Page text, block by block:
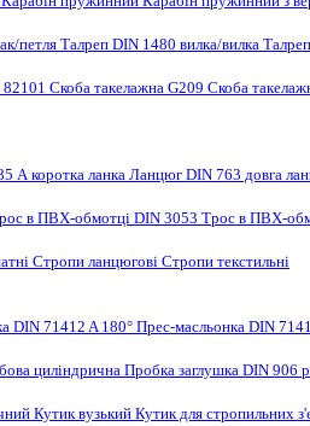
петляТалреп DIN 1480 вилка/вилка
82101 Скоба такелажна G209 Скоба
А коротка ланкаЛанцюг DIN 763 довга
в ПВХ-обмотці DIN 3053 Трос в ПВХ-
Стропи ланцюгові Стропи текстильні
DIN 71412 A 180° Прес-масльонка DIN
циліндрична Пробка заглушка DIN 906
Кутик вузький Кутик для стропильних